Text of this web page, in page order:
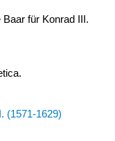
für Konrad III.
(1571-1629)